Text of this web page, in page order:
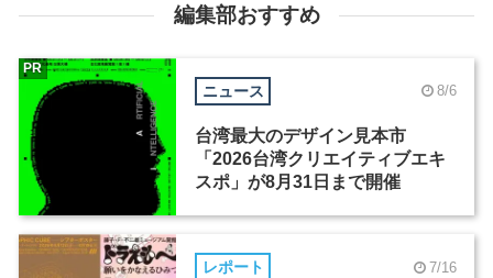
編集部おすすめ
ニュース 8/6
台湾最大のデザイン見本市
「2026台湾クリエイティブエキ
スポ」が8月31日まで開催
PR
レポート 7/16